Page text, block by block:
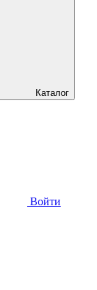
Каталог
Войти